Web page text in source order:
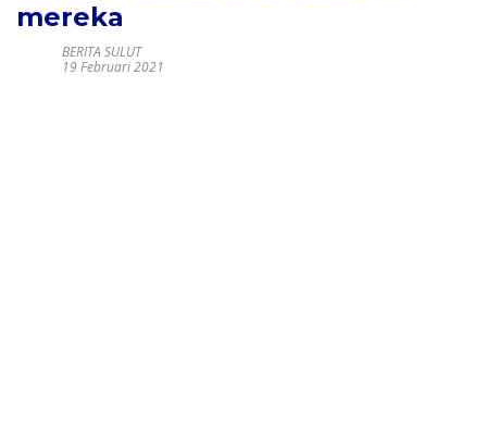
mereka
BERITA SULUT
19 Februari 2021